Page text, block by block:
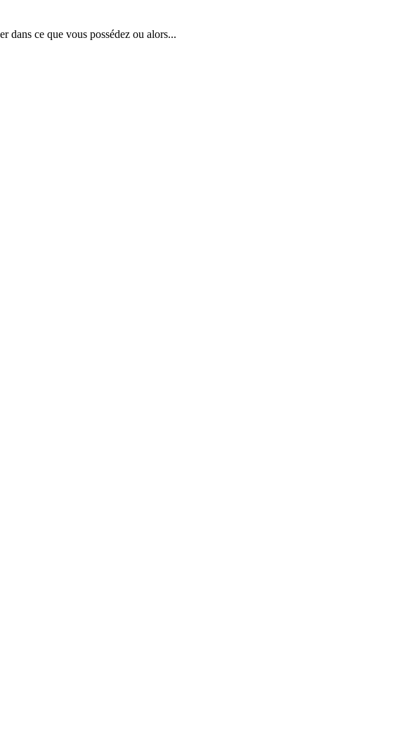
dans ce que vous possédez ou alors...